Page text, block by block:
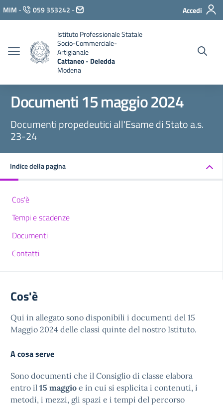
Vai ai contenuti
Vai al menu di navigazione
Vai al footer
MIM - 059 353242 - Accedi
Istituto Professionale Statale
Socio-Commerciale-
Artigianale
Cattaneo - Deledda
Modena
Documenti 15 maggio 2024
Documenti propedeutici all'Esame di Stato a.s.
23-24
Indice della pagina
Cos'è
Tempi e scadenze
Documenti
Contatti
Cos'è
Qui in allegato sono disponibili i documenti del 15
Maggio 2024 delle classi quinte del nostro Istituto.
A cosa serve
Sono documenti che il Consiglio di classe elabora
entro il 15 maggio e in cui si esplicita i contenuti, i
metodi, i mezzi, gli spazi e i tempi del percorso